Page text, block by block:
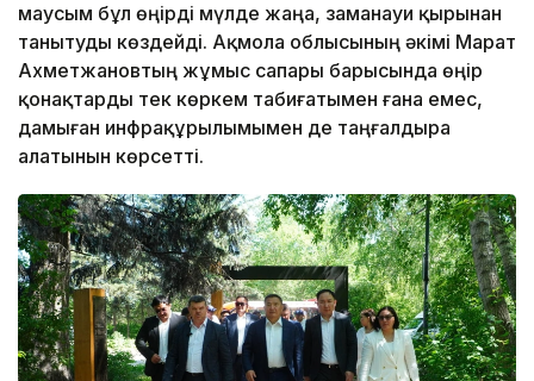
маусым бұл өңірді мүлде жаңа, заманауи қырынан
танытуды көздейді. Ақмола облысының әкімі Марат
Ахметжановтың жұмыс сапары барысында өңір
қонақтарды тек көркем табиғатымен ғана емес,
дамыған инфрақұрылымымен де таңғалдыра
алатынын көрсетті.